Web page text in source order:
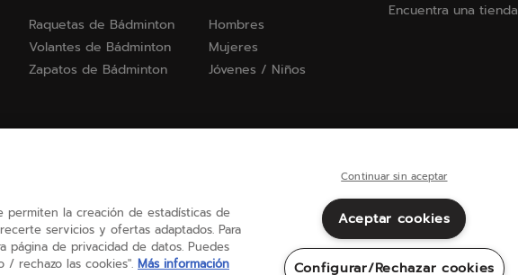
Raquetas de Bádminton
Volantes de Bádminton
Zapatos de Bádminton
Hombres
Mujeres
Jóvenes / Niños
Encuentra una tienda
España (español)
la creación de estadísticas de
servicios y ofertas adaptados. Para
página de privacidad de datos. Puedes
/ rechazo las cookies". Más información
Continuar sin aceptar
Aceptar cookies
Configurar/Rechazar cookies